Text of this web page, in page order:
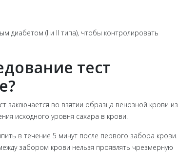
диабетом (I и II типа), чтобы контролировать
тест
заключается во взятии образца венозной крови из
исходного уровня сахара в крови.
в течение 5 минут после первого забора крови.
забором крови нельзя проявлять чрезмерную